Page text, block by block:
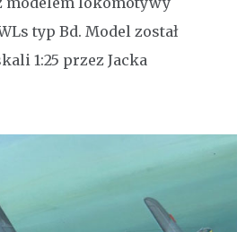
typ Bd. Model został
1:25 przez Jacka